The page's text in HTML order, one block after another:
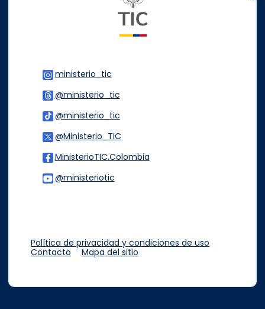
ministerio_tic
@ministerio_tic
@ministerio_tic
@Ministerio_TIC
MinisterioTIC.Colombia
@ministeriotic
Política de privacidad y condiciones de uso
Contacto
Mapa del sitio